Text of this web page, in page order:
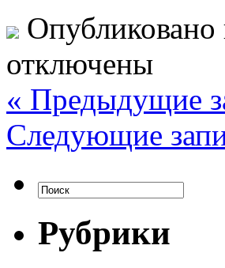
отключены
« Предыдущие
Следующие
Рубрики